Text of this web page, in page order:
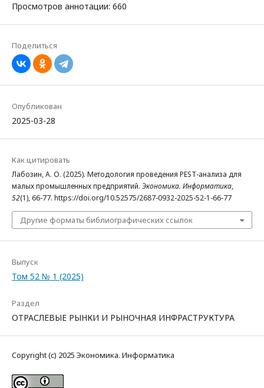
Просмотров аннотации: 660
Поделиться
Опубликован
2025-03-28
Как цитировать
Лабозин, А. О. (2025). Методология проведения PEST-анализа для
малых промышленных предприятий. Экономика. Информатика,
52(1), 66-77. https://doi.org/10.52575/2687-0932-2025-52-1-66-77
Другие форматы библиографических ссылок
Выпуск
Том 52 № 1 (2025)
Раздел
ОТРАСЛЕВЫЕ РЫНКИ И РЫНОЧНАЯ ИНФРАСТРУКТУРА
Copyright (c) 2025 Экономика. Информатика